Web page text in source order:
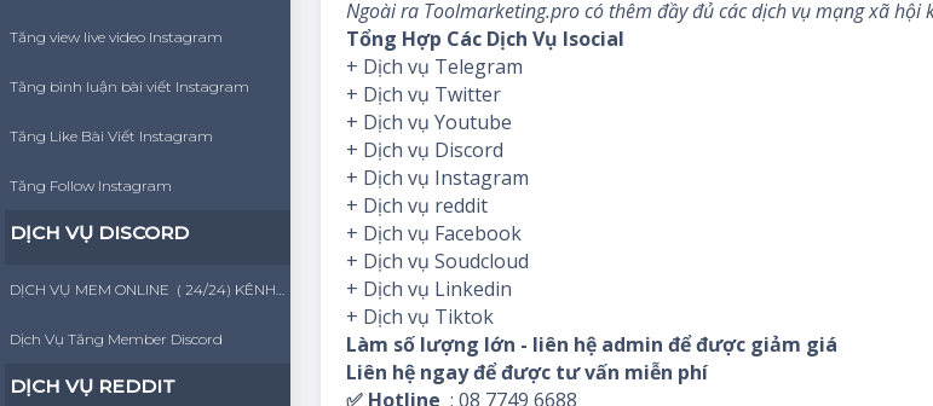
Tăng view live video Instagram
Tăng bình luận bài viết Instagram
Tăng Like Bài Viết Instagram
Tăng Follow Instagram
DỊCH VỤ DISCORD
DỊCH VỤ MEM ONLINE ( 24/24) KÊNH DISCORD
Dịch Vụ Tăng Member Discord
DỊCH VỤ REDDIT
Ngoài ra Toolmarketing.pro có thêm đầy đủ các dịch vụ mạng xã hội
Tổng Hợp Các Dịch Vụ Isocial
+ Dịch vụ Telegram
+ Dịch vụ Twitter
+ Dịch vụ Youtube
+ Dịch vụ Discord
+ Dịch vụ Instagram
+ Dịch vụ reddit
+ Dịch vụ Facebook
+ Dịch vụ Soudcloud
+ Dịch vụ Linkedin
+ Dịch vụ Tiktok
Làm số lượng lớn - liên hệ admin để được giảm giá
Liên hệ ngay để được tư vấn miễn phí
✅ Hotline : 08 7749 6688